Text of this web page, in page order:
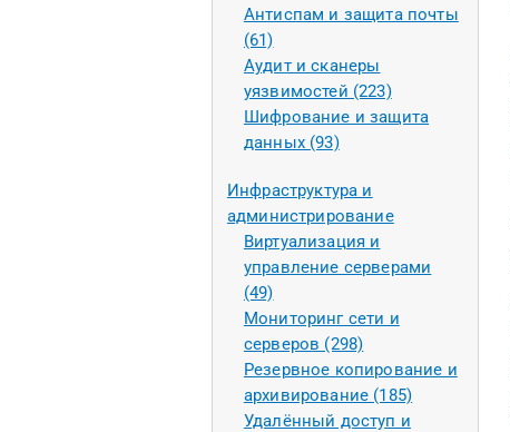
Антиспам и защита почты
(61)
Аудит и сканеры
уязвимостей (223)
Шифрование и защита
данных (93)
Инфраструктура и
администрирование
Виртуализация и
управление серверами
(49)
Мониторинг сети и
серверов (298)
Резервное копирование и
архивирование (185)
Удалённый доступ и